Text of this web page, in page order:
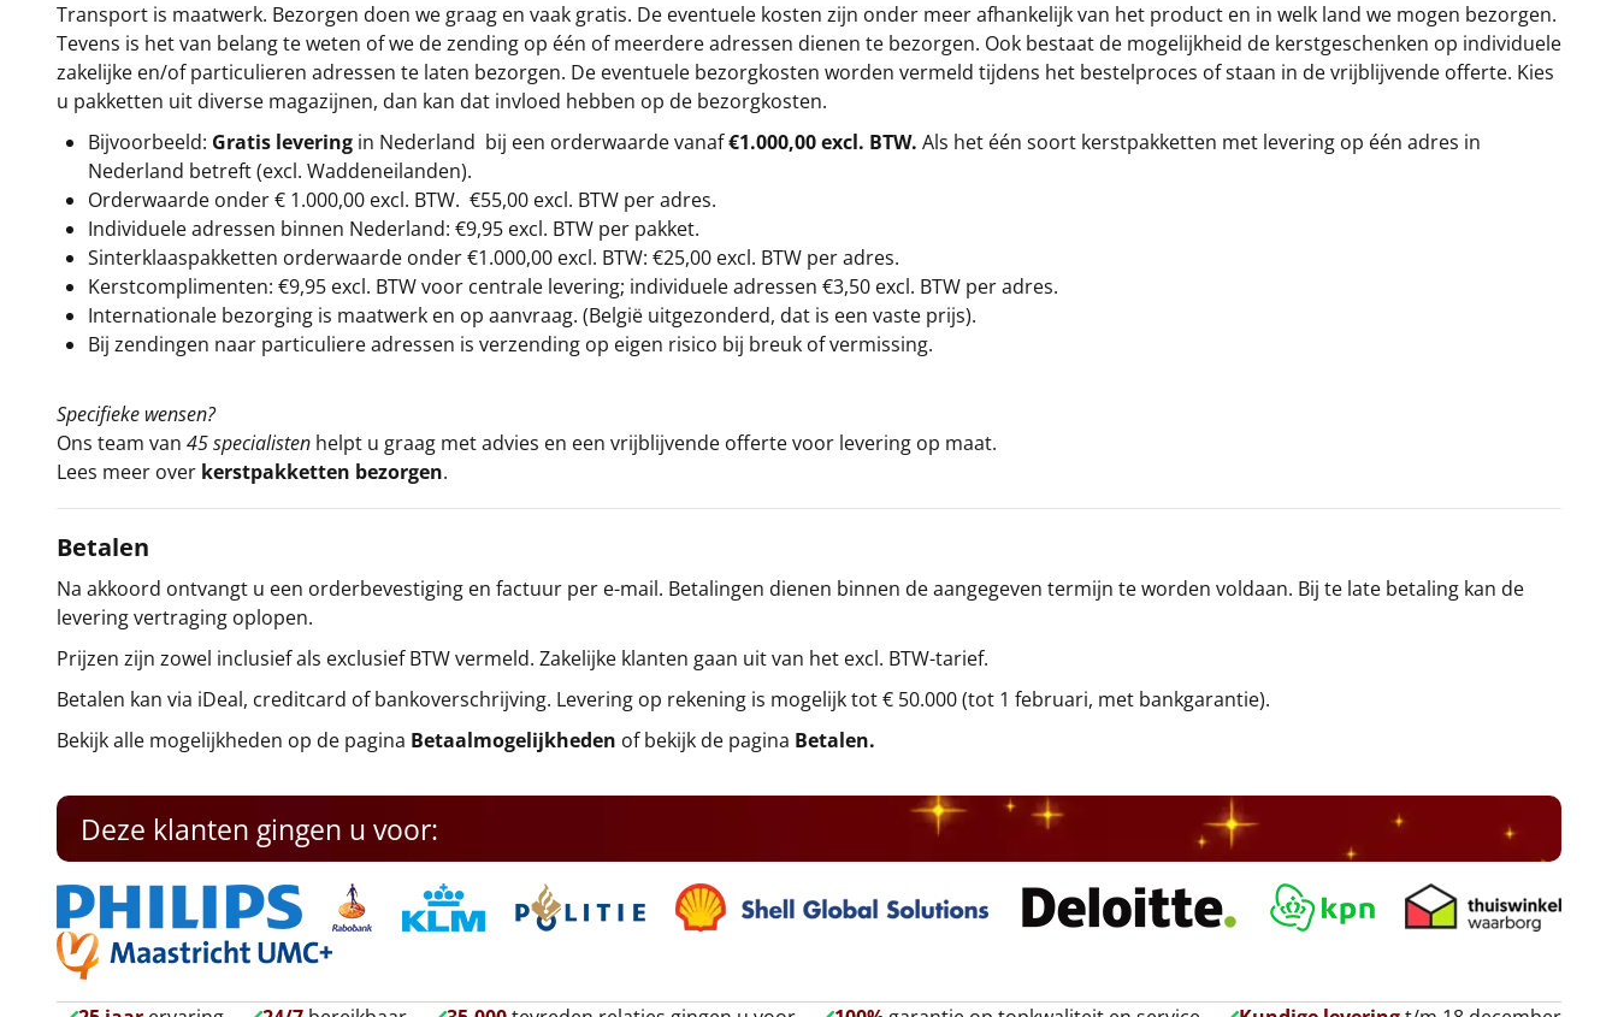
Transport is maatwerk. Bezorgen doen we graag en vaak gratis. De eventuele kosten zijn onder meer afhankelijk van het product en in welk land we mogen bezorgen.
Tevens is het van belang te weten of we de zending op één of meerdere adressen dienen te bezorgen. Ook bestaat de mogelijkheid de kerstgeschenken op individuele
zakelijke en/of particulieren adressen te laten bezorgen. De eventuele bezorgkosten worden vermeld tijdens het bestelproces of staan in de vrijblijvende offerte. Kies
u pakketten uit diverse magazijnen, dan kan dat invloed hebben op de bezorgkosten.
Bijvoorbeeld: Gratis levering in Nederland bij een orderwaarde vanaf€1.000,00 excl. BTW. Als het één soort kerstpakketten met levering op één adres in
Nederland betreft (excl. Waddeneilanden).
Orderwaarde onder € 1.000,00 excl. BTW. €55,00 excl. BTW per adres.
Individuele adressen binnen Nederland: €9,95 excl. BTW per pakket.
Sinterklaaspakketten orderwaarde onder €1.000,00 excl. BTW: €25,00 excl. BTW per adres.
Kerstcomplimenten: €9,95 excl. BTW voor centrale levering; individuele adressen €3,50 excl. BTW per adres.
Internationale bezorging is maatwerk en op aanvraag. (België uitgezonderd, dat is een vaste prijs).
Bij zendingen naar particuliere adressen is verzending op eigen risico bij breuk of vermissing.
Specifieke wensen?
Ons team van 45 specialisten helpt u graag met advies en een vrijblijvende offerte voor levering op maat.
Lees meer over kerstpakketten bezorgen.
Betalen
Na akkoord ontvangt u een orderbevestiging en factuur per e-mail. Betalingen dienen binnen de aangegeven termijn te worden voldaan. Bij te late betaling kan de
levering vertraging oplopen.
Prijzen zijn zowel inclusief als exclusief BTW vermeld. Zakelijke klanten gaan uit van het excl. BTW-tarief.
Betalen kan via iDeal, creditcard of bankoverschrijving. Levering op rekening is mogelijk tot € 50.000 (tot 1 februari, met bankgarantie).
Bekijk alle mogelijkheden op de pagina Betaalmogelijkheden of bekijk de pagina Betalen.
Deze klanten gingen u voor: